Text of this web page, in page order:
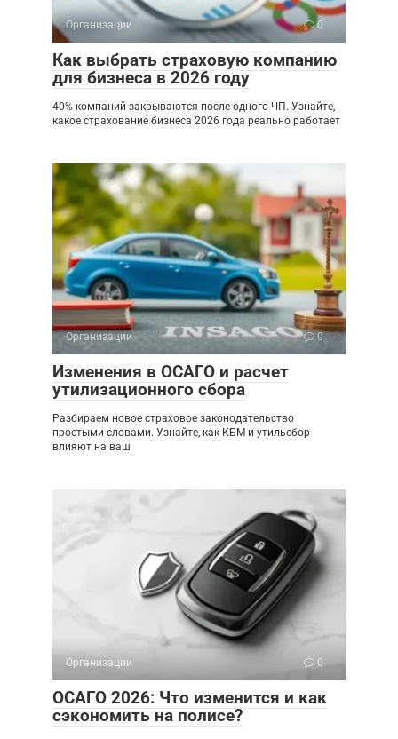
Организации 0
Как выбрать страховую компанию
для бизнеса в 2026 году
40% компаний закрываются после одного ЧП. Узнайте,
какое страхование бизнеса 2026 года реально работает
Организации 0
Изменения в ОСАГО и расчет
утилизационного сбора
Разбираем новое страховое законодательство
простыми словами. Узнайте, как КБМ и утильсбор
влияют на ваш
Организации 0
ОСАГО 2026: Что изменится и как
сэкономить на полисе?